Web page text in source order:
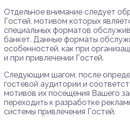
Отдельное внимание следует
Гостей, мотивом которых
специальных форматов
банкет. Данные форматы
особенностей, как при
и при привлечении Гостей.
Следующим шагом, после
гостевой аудитории и
мотивов их посещения Вашего
переходить к разработке
системы привлечения Гостей.